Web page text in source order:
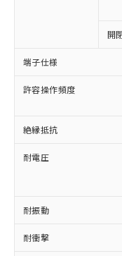
開
端子仕様
許容操作頻度
絶縁抵抗
耐電圧
耐振動
耐衝撃
以下の条件
本サー
商品の
(税抜)
当社制
本サー
ことを
在庫状
記載し
タに基
覧され
準価格
対応予定な
非含有に非
調査・確認中
非含有の対
商品です。
害物質有無と
仕入先様の
いたものが
むを得ず変
鉛(Pb)
六価クロム
類(PBB)
(PBDE)
「○」：最
基準値以下で
「×」：最大
基準値を超
「－」：未
*中国RoHS10物
Pb(鉛)
Cr(Ⅵ)(六価クロ
当社は
為替お
（以下
または
国政府
可)を